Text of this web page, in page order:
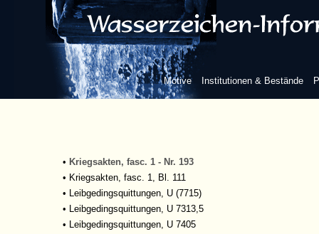
Motive Institutionen & Bestände
Nördlingen
Nördlingen, Stadtarchiv
•564
•A 100 - B. 7
•B 201, B. 170
•Bestandsverträge
•F
• Kriegsakten, fasc. 1 - Nr. 193
• Kriegsakten, fasc. 1, Bl. 111
• Leibgedingsquittungen, U (7715)
• Leibgedingsquittungen, U 7313,5
• Leibgedingsquittungen, U 7405